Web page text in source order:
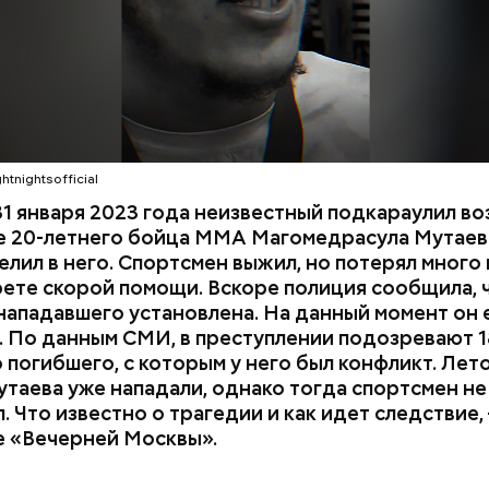
января 2023 года неизвестный подкараулил
20-летнего бойца ММА Магомедрасула
в него. Спортсмен выжил, но потерял много
скорой помощи. Вскоре полиция сообщила,
установлена. На данный момент он
По данным СМИ, в преступлении подозревают
погибшего, с которым у него был конфликт.
уже нападали, однако тогда спортсмен не
Что известно о трагедии и как идет
«Вечерней Москвы».